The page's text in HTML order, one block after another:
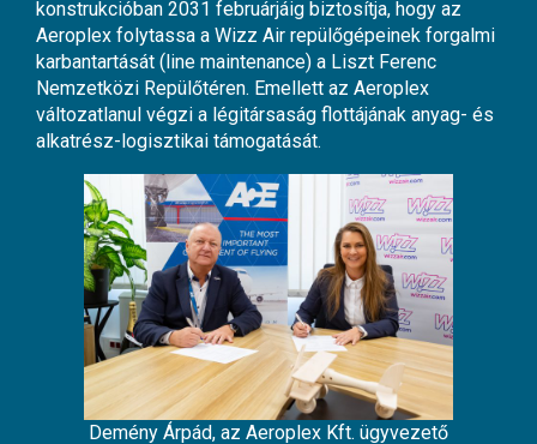
konstrukcióban 2031 februárjáig biztosítja, hogy az
Aeroplex folytassa a Wizz Air repülőgépeinek forgalmi
karbantartását (line maintenance) a Liszt Ferenc
Nemzetközi Repülőtéren. Emellett az Aeroplex
változatlanul végzi a légitársaság flottájának anyag- és
alkatrész-logisztikai támogatását.
Demény Árpád, az Aeroplex Kft. ügyvezető